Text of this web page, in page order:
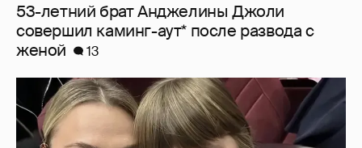
53-летний брат Анджелины Джоли
совершил каминг-аут* после развода с
женой
13